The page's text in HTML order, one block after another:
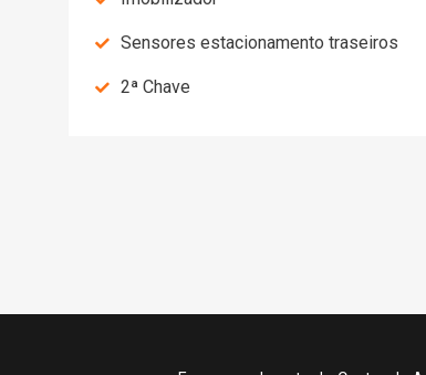
Sensores estacionamento traseiros
2ª Chave